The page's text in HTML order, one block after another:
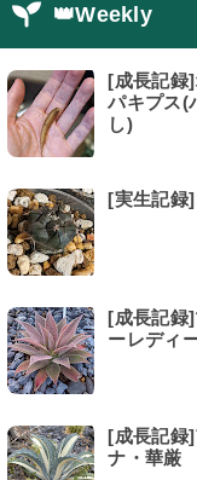
👑Weekly
[成長記録]
パキプス(
し)
[実生記録
[成長記録
ーレディ
[成長記録
ナ・華厳